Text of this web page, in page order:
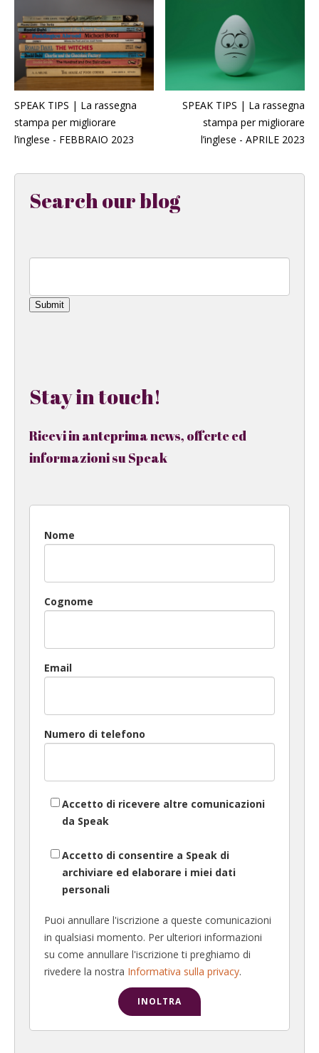
SPEAK TIPS | La rassegna
stampa per migliorare
l’inglese - FEBBRAIO 2023
SPEAK TIPS | La rassegna
stampa per migliorare
l’inglese - APRILE 2023
Search our blog
Submit
Stay in touch!
Ricevi in anteprima news, offerte ed
informazioni su Speak
Nome
Cognome
Email
Numero di telefono
Accetto di ricevere altre comunicazioni
da Speak
Accetto di consentire a Speak di
archiviare ed elaborare i miei dati
personali
Puoi annullare l'iscrizione a queste comunicazioni
in qualsiasi momento. Per ulteriori informazioni
su come annullare l'iscrizione ti preghiamo di
rivedere la nostra Informativa sulla privacy.